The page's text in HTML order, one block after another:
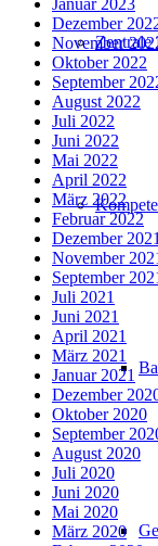
Zentrale
Januar 2023
Dezember
November
Oktober 2022
September
August 2022
Juli 2022
Juni 2022
Mai 2022
April 2022
März 2022
Februar 2022
Dezember 2021
November
September
Juli 2021
Juni 2021
April 2021
März 2021
Januar 2021
Dezember
Oktober 2020
September
August 2020
Juli 2020
Juni 2020
Mai 2020
März 2020